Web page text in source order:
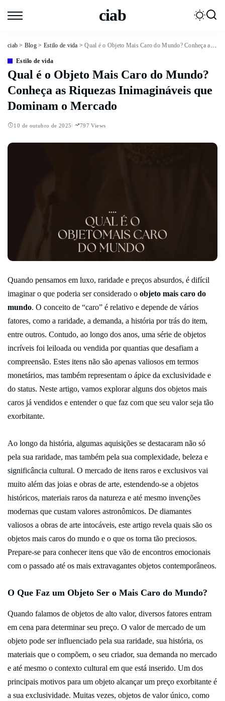
ciab
ciab > Blog > Estilo de vida >Qual é o Objeto Mais Caro do Mundo? Conheça as Riquezas Inimagináveis que Dominam o Mercado
Estilo de vida
Qual é o Objeto Mais Caro do Mundo?
Conheça as Riquezas Inimagináveis que
Dominam o Mercado
10 de outubro de 2025 797 Views
Quando pensamos em luxo, raridade e preços absurdos, é difícil
imaginar o que poderia ser considerado o objeto mais caro do
mundo. O conceito de “caro” é relativo e depende de vários
fatores, como a raridade, a demanda, a história por trás do item,
entre outros. Contudo, ao longo dos anos, uma série de objetos
incríveis foi leiloada ou vendida por quantias que desafiam a
compreensão. Estes itens não são apenas valiosos em termos
monetários, mas também representam o ápice da exclusividade e
do status. Neste artigo, vamos explorar alguns dos objetos mais
caros já vendidos e entender o que faz com que seu valor seja tão
exorbitante.
Ao longo da história, algumas aquisições se destacaram não só
pela sua raridade, mas também pela sua complexidade, beleza e
significância cultural. O mercado de itens raros e exclusivos vai
muito além das joias e obras de arte, estendendo-se a objetos
históricos, materiais raros da natureza e até mesmo invenções
modernas que custam valores astronômicos. De diamantes
valiosos a obras de arte intocáveis, este artigo revela quais são os
objetos mais caros do mundo e o que os torna tão preciosos.
Prepare-se para conhecer itens que vão de encontros emocionais
com o passado até os mais extravagantes objetos contemporâneos.
O Que Faz um Objeto Ser o Mais Caro do Mundo?
Quando falamos de objetos de alto valor, diversos fatores entram
em cena para determinar seu preço. O valor de mercado de um
objeto pode ser influenciado pela sua raridade, sua história, os
materiais que o compõem, o seu criador, sua demanda no mercado
e até mesmo o contexto cultural em que está inserido. Um dos
principais motivos para um objeto alcançar um preço exorbitante é
a sua exclusividade. Muitas vezes, objetos de valor único, como